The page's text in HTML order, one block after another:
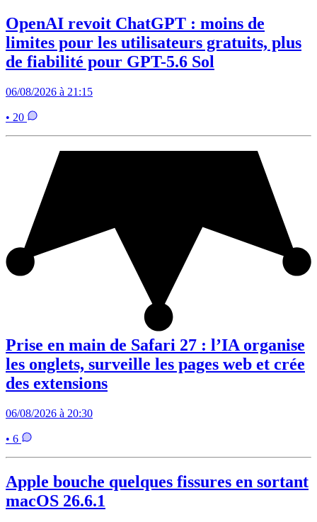
OpenAI revoit ChatGPT : moins de
limites pour les utilisateurs gratuits, plus
de fiabilité pour GPT-5.6 Sol
06/08/2026 à 21:15
• 20
Prise en main de Safari 27 : l’IA organise
les onglets, surveille les pages web et crée
des extensions
06/08/2026 à 20:30
• 6
Apple bouche quelques fissures en sortant
macOS 26.6.1